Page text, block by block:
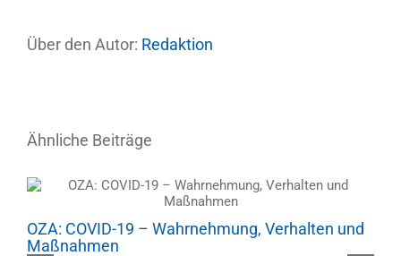
Über den Autor: Redaktion
Ähnliche Beiträge
OZA: COVID-19 – Wahrnehmung, Verhalten und
Maßnahmen